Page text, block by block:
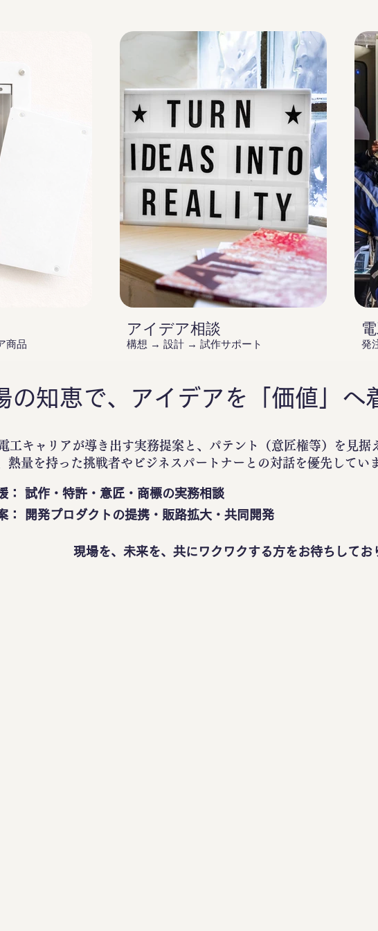
商品
アイデア相談
構想 → 設計 → 試作サポート 発
の知恵で、アイデアを「価値」へ
工キャリアが導き出す実務提案と、パテント（意匠権等）を見据
熱量を持った挑戦者やビジネスパートナーとの対話を優先してい
： 試作・特許・意匠・商標の実務相談
： 開発プロダクトの提携・販路拡大・共同開発
現場を、未来を、共にワクワクする方をお待ちしてお